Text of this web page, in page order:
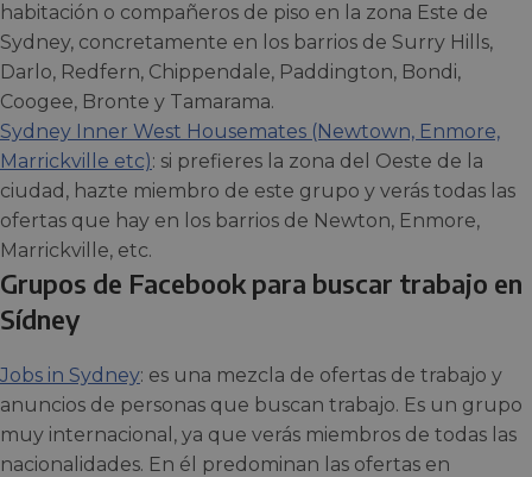
habitación o compañeros de piso en la zona Este de
Sydney, concretamente en los barrios de Surry Hills,
Darlo, Redfern, Chippendale, Paddington, Bondi,
Coogee, Bronte y Tamarama.
Sydney Inner West Housemates (Newtown, Enmore,
Marrickville etc): si prefieres la zona del Oeste de la
ciudad, hazte miembro de este grupo y verás todas las
ofertas que hay en los barrios de Newton, Enmore,
Marrickville, etc.
Grupos de Facebook para buscar trabajo en
Sídney
Jobs in Sydney: es una mezcla de ofertas de trabajo y
anuncios de personas que buscan trabajo. Es un grupo
muy internacional, ya que verás miembros de todas las
nacionalidades. En él predominan las ofertas en